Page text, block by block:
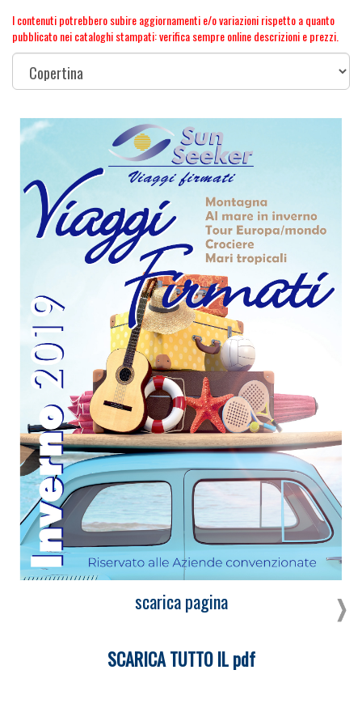
I contenuti potrebbero subire aggiornamenti e/o variazioni rispetto a quanto
pubblicato nei cataloghi stampati: verifica sempre online descrizioni e prezzi.
scarica pagina
SCARICA TUTTO IL pdf